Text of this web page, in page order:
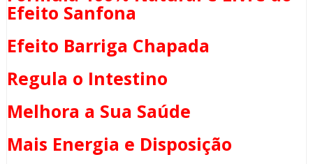
Efeito Sanfona
Efeito Barriga Chapada
Regula o Intestino
Melhora a Sua Saúde
Mais Energia e Disposição